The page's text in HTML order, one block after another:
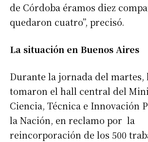
de Córdoba éramos diez
quedaron cuatro”, precisó.
La situación en Buenos Aires
Durante la jornada del martes,
tomaron el hall central del
Ciencia, Técnica e Innovación
la Nación, en reclamo por la
reincorporación de los 500